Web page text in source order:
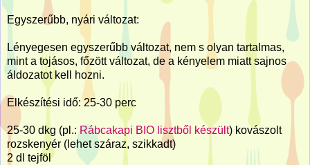
Egyszerűbb, nyári változat:
Lényegesen egyszerűbb változat, nem s olyan tartalmas,
mint a tojásos, főzött változat, de a kényelem miatt sajnos
áldozatot kell hozni.
Elkészítési idő: 25-30 perc
25-30 dkg (pl.:Rábcakapi BIO lisztből készült) kovászolt
rozskenyér (lehet száraz, szikkadt)
2 dl tejföl